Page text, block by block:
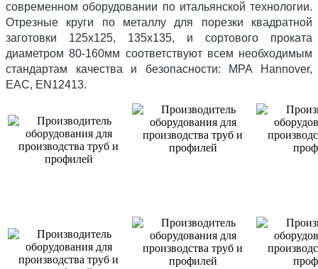
современном оборудовании по итальянской технологии.
Отрезные круги по металлу для порезки квадратной
заготовки 125х125, 135х135, и сортового проката
диаметром 80-160мм соответствуют всем необходимым
стандартам качества и безопасности: MPA Hannover,
EAC, EN12413.